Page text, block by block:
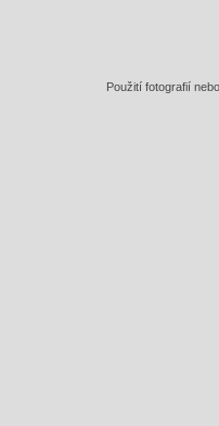
Použití fotografií